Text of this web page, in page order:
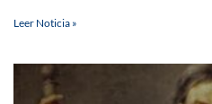
Leer Noticia »